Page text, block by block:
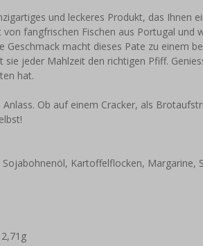
und leckeres Produkt, das Ihnen
fangfrischen Fischen aus Portugal und
Geschmack macht dieses Pate zu einem
sie jeder Mahlzeit den richtigen Pfiff.
hat.
Anlass. Ob auf einem Cracker, als
Kartoffelflocken, Margarine,